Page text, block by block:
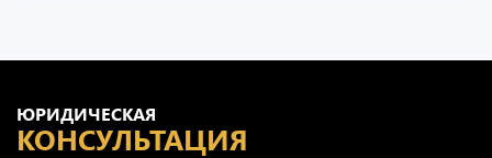
ЮРИДИЧЕСКАЯ
КОНСУЛЬТАЦИЯ